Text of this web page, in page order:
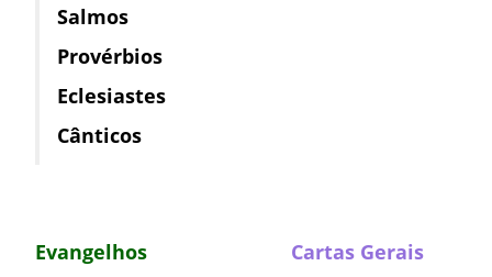
Salmos
Provérbios
Eclesiastes
Cânticos
Evangelhos Cartas Gerais